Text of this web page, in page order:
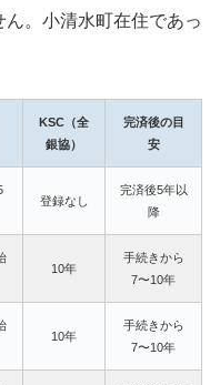
。小清水町在住であっ
KSC（全
銀協）
完済後の目
安
登録なし
完済後5年以
降
10年
手続きから
7〜10年
10年
手続きから
7〜10年